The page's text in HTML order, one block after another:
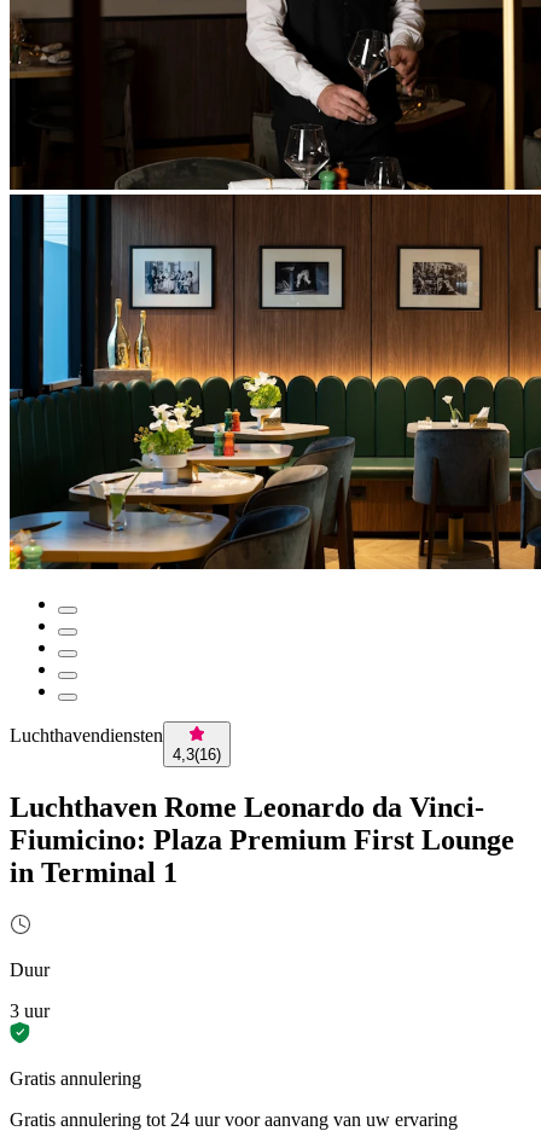
Luchthavendiensten
4,3(16)
Luchthaven Rome Leonardo da Vinci-
Fiumicino: Plaza Premium First Lounge
in Terminal 1
Duur
3 uur
Gratis annulering
Gratis annulering tot 24 uur voor aanvang van uw ervaring